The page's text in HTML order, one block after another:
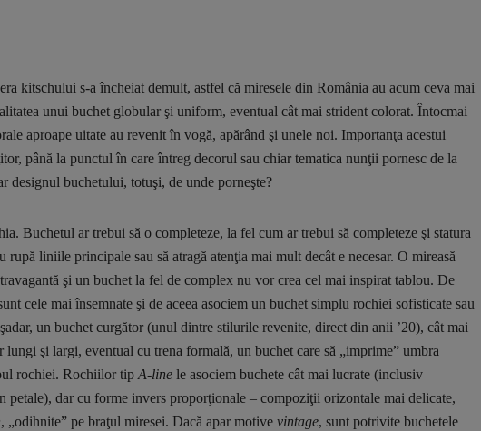
kitschului s-a încheiat demult, astfel că miresele din România au acum ceva mai
unui buchet globular şi uniform, eventual cât mai strident colorat. Întocmai
aproape uitate au revenit în vogă, apărând şi unele noi. Importanţa acestui
până la punctul în care întreg decorul sau chiar tematica nunţii pornesc de la
designul buchetului, totuşi, de unde porneşte?
Buchetul ar trebui să o completeze, la fel cum ar trebui să completeze şi statura
rupă liniile principale sau să atragă atenţia mai mult decât e necesar. O mireasă
şi un buchet la fel de complex nu vor crea cel mai inspirat tablou. De
cele mai însemnate şi de aceea asociem un buchet simplu rochiei sofisticate sau
un buchet curgător (unul dintre stilurile revenite, direct din anii ’20), cât mai
şi largi, eventual cu trena formală, un buchet care să „imprime” umbra
rochiei. Rochiilor tip A-line le asociem buchete cât mai lucrate (inclusiv
petale), dar cu forme invers proporţionale – compoziţii orizontale mai delicate,
, „odihnite” pe braţul miresei. Dacă apar motive vintage, sunt potrivite buchetele